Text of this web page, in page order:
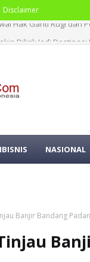
Disclaimer
Dilirik Jadi
NASIONAL
Banjir Bandang